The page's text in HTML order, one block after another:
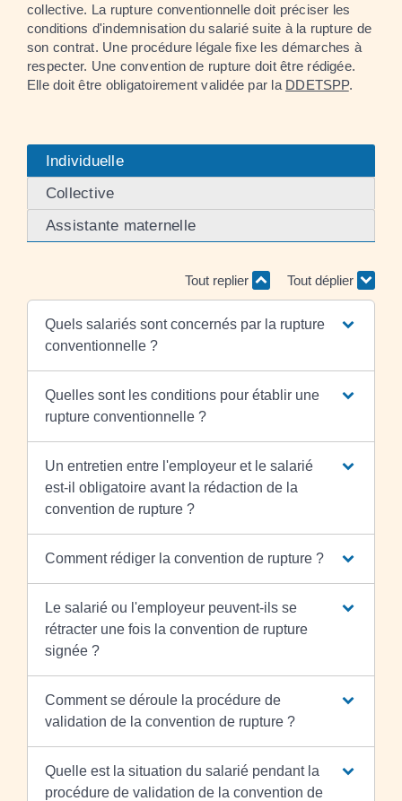
collective. La rupture conventionnelle doit préciser les
conditions d'indemnisation du salarié suite à la rupture de
son contrat. Une procédure légale fixe les démarches à
respecter. Une convention de rupture doit être rédigée.
Elle doit être obligatoirement validée par la DDETSPP.
Individuelle
Collective
Assistante maternelle
Tout replier Tout déplier
Quels salariés sont concernés par la rupture
conventionnelle ?
Quelles sont les conditions pour établir une
rupture conventionnelle ?
Un entretien entre l'employeur et le salarié
est-il obligatoire avant la rédaction de la
convention de rupture ?
Comment rédiger la convention de rupture ?
Le salarié ou l'employeur peuvent-ils se
rétracter une fois la convention de rupture
signée ?
Comment se déroule la procédure de
validation de la convention de rupture ?
Quelle est la situation du salarié pendant la
procédure de validation de la convention de